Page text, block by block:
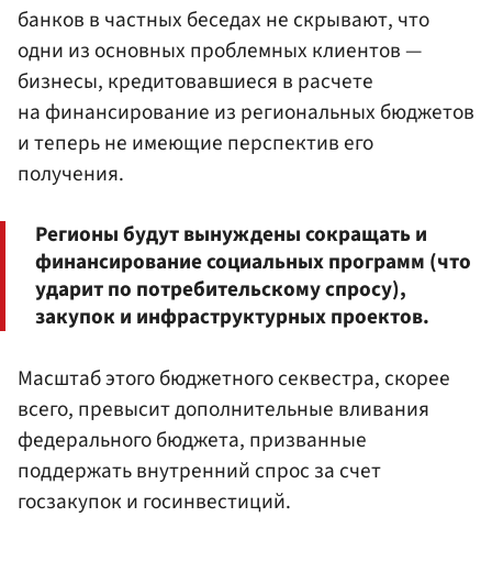
банков в частных беседах не скрывают, что
одни из основных проблемных клиентов —
бизнесы, кредитовавшиеся в расчете
на финансирование из региональных бюджетов
и теперь не имеющие перспектив его
получения.
Регионы будут вынуждены сокращать и
финансирование социальных программ (что
ударит по потребительскому спросу),
закупок и инфраструктурных проектов.
Масштаб этого бюджетного секвестра, скорее
всего, превысит дополнительные вливания
федерального бюджета, призванные
поддержать внутренний спрос за счет
госзакупок и госинвестиций.